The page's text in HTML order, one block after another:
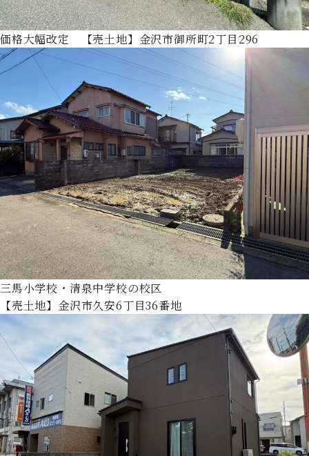
価格大幅改定 【売土地】金沢市御所町2丁目296
三馬小学校・清泉中学校の校区
【売土地】金沢市久安6丁目36番地